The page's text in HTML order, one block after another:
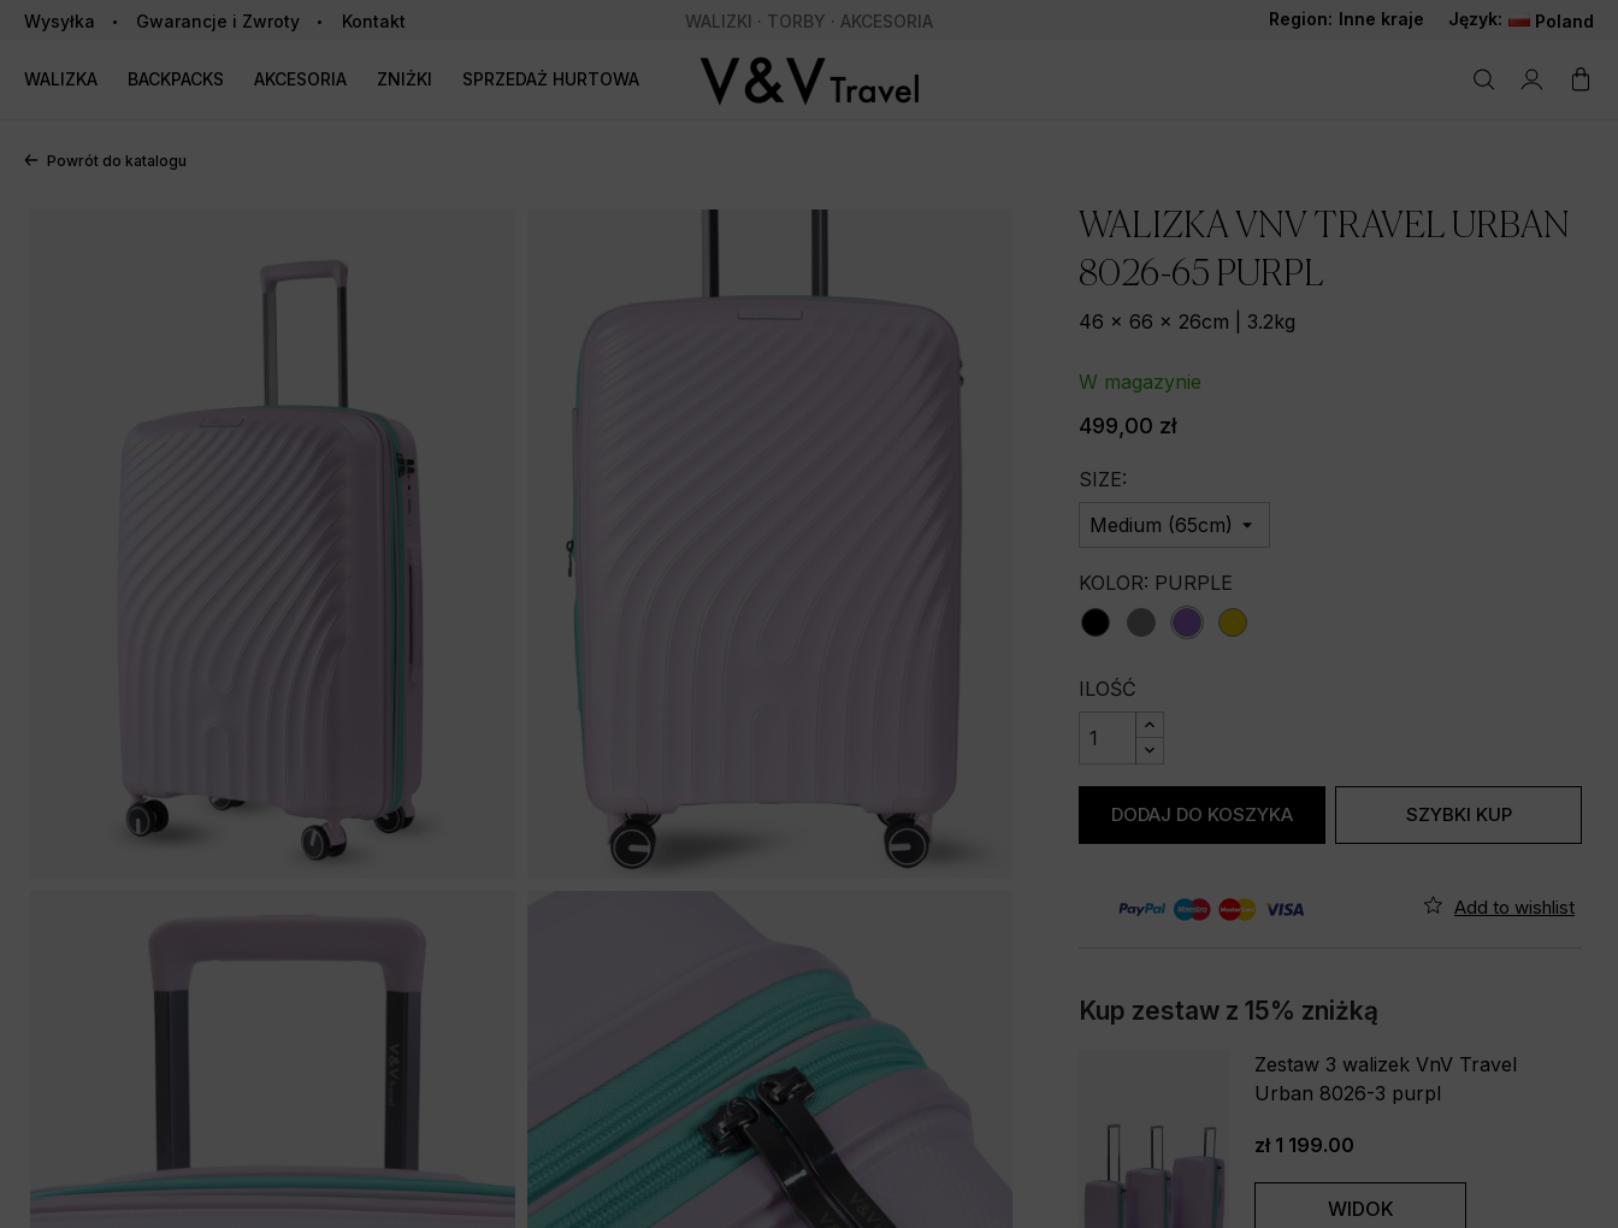
Wysyłka Gwarancje i Zwroty Kontakt WALIZKI · TORBY · AKCESORIA Region: Inne kraje Język: Poland
WALIZKA BACKPACKS AKCESORIA ZNIŻKI SPRZEDAŻ HURTOWA
Powrót do katalogu
WALIZKA VNV TRAVEL URBAN
8026-65 PURPL
46 x 66 x 26cm | 3.2kg
W magazynie
499,00 zł
SIZE:
KOLOR: PURPLE
BlackGreypurpleyellow
ILOŚĆ
DODAJ DO KOSZYKA SZYBKI KUP
Kup zestaw z 15% zniżką
Zestaw 3 walizek VnV Travel
Urban 8026-3 purpl
zł 1 199.00
WIDOK